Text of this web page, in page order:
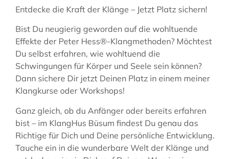
Entdecke die Kraft der Klänge – Jetzt Platz sichern!
Bist Du neugierig geworden auf die wohltuende
Effekte der Peter Hess®-Klangmethoden? Möchtest
Du selbst erfahren, wie wohltuend die
Schwingungen für Körper und Seele sein können?
Dann sichere Dir jetzt Deinen Platz in einem meiner
Klangkurse oder Workshops!
Ganz gleich, ob du Anfänger oder bereits erfahren
bist – im KlangHus Büsum findest Du genau das
Richtige für Dich und Deine persönliche Entwicklung.
Tauche ein in die wunderbare Welt der Klänge und